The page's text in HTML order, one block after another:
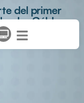
del primer
Gáldar